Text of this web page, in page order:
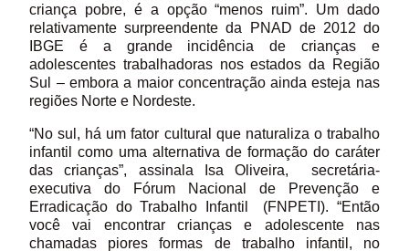
criança pobre, é a opção “menos ruim”. Um dado
relativamente surpreendente da PNAD de 2012 do
IBGE é a grande incidência de crianças e
adolescentes trabalhadoras nos estados da Região
Sul – embora a maior concentração ainda esteja nas
regiões Norte e Nordeste.
“No sul, há um fator cultural que naturaliza o trabalho
infantil como uma alternativa de formação do caráter
das crianças”, assinala Isa Oliveira, secretária-
executiva do Fórum Nacional de Prevenção e
Erradicação do Trabalho Infantil (FNPETI). “Então
você vai encontrar crianças e adolescente nas
chamadas piores formas de trabalho infantil, no